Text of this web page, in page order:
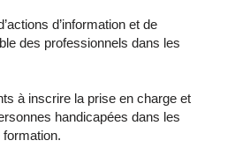
d’information et de
des professionnels dans les
à inscrire la prise en charge et
handicapées dans les